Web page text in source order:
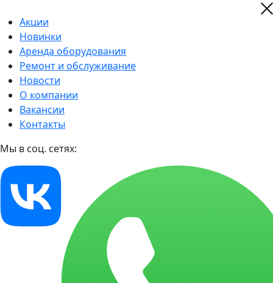
Акции
Новинки
Аренда оборудования
Ремонт и обслуживание
Новости
О компании
Вакансии
Контакты
Мы в соц. сетях: